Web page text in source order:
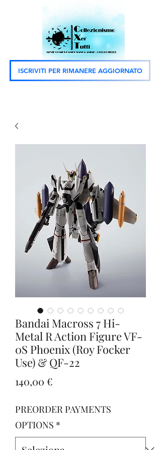
ISCRIVITI PER RIMANERE AGGIORNATO
Bandai Macross 7 Hi-
Metal R Action Figure VF-
0S Phoenix (Roy Focker
Use) & QF-22
140,00 €
PREORDER PAYMENTS
OPTIONS *